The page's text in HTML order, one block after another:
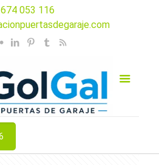
674 053 116